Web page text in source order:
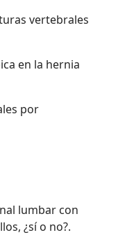
vertebrales
en la hernia
por
lumbar con
¿sí o no?.